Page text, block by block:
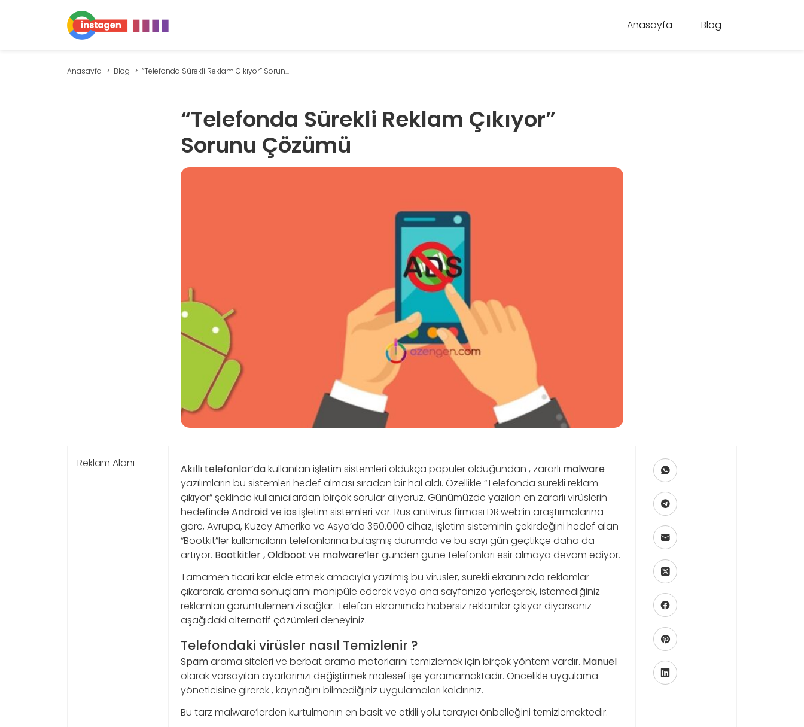
Anasayfa Blog
Anasayfa Blog “Telefonda Sürekli Reklam Çıkıyor” Sorun...
“Telefonda Sürekli Reklam Çıkıyor”
Sorunu Çözümü
Reklam Alanı Akıllı telefonlar’dakullanılan işletim sistemleri oldukça popüler olduğundan , zararlı malware
yazılımların bu sistemleri hedef alması sıradan bir hal aldı. Özellikle “Telefonda sürekli reklam
çıkıyor” şeklinde kullanıcılardan birçok sorular alıyoruz. Günümüzde yazılan en zararlı virüslerin
hedefinde Androidve ios işletim sistemleri var. Rus antivirüs firması DR.web’in araştırmalarına
göre, Avrupa, Kuzey Amerika ve Asya’da 350.000 cihaz, işletim sisteminin çekirdeğini hedef alan
“Bootkit”ler kullanıcıların telefonlarına bulaşmış durumda ve bu sayı gün geçtikçe daha da
artıyor. Bootkitler , Oldboot ve malware’lergünden güne telefonları esir almaya devam ediyor.
Tamamen ticari kar elde etmek amacıyla yazılmış bu virüsler, sürekli ekranınızda reklamlar
çıkararak, arama sonuçlarını manipüle ederek veya ana sayfanıza yerleşerek, istemediğiniz
reklamları görüntülemenizi sağlar. Telefon ekranımda habersiz reklamlar çıkıyor diyorsanız
aşağıdaki alternatif çözümleri deneyiniz.
Telefondaki virüsler nasıl Temizlenir ?
Spamarama siteleri ve berbat arama motorlarını temizlemek için birçok yöntem vardır. Manuel
olarak varsayılan ayarlarınızı değiştirmek malesef işe yaramamaktadır. Öncelikle uygulama
yöneticisine girerek , kaynağını bilmediğiniz uygulamaları kaldırınız.
Bu tarz malware’lerden kurtulmanın en basit ve etkili yolu tarayıcı önbelleğini temizlemektedir.